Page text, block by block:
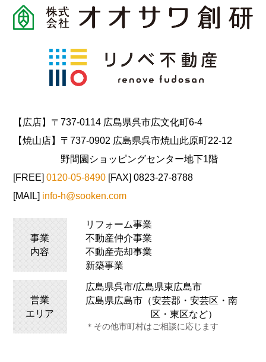
【広店】〒737-0114 広島県呉市広文化町6-4
【焼山店】〒737-0902 広島県呉市焼山此原町22-12
野間園ショッピングセンター地下1階
[FREE]0120-05-8490 [FAX] 0823-27-8788
[MAIL] info-h@sooken.com
事業
内容
リフォーム事業
不動産仲介事業
不動産売却事業
新築事業
営業
エリア
広島県呉市/広島県東広島市
広島県広島市（安芸郡・安芸区・南
区・東区など）
＊その他市町村はご相談に応じます